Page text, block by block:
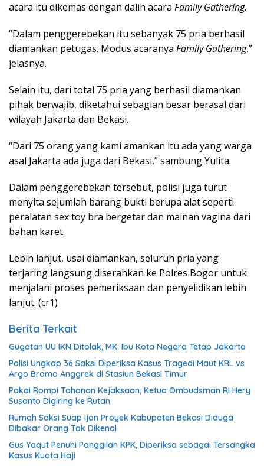
acara itu dikemas dengan dalih acara Family Gathering.
“Dalam penggerebekan itu sebanyak 75 pria berhasil
diamankan petugas. Modus acaranya Family Gathering,”
jelasnya.
Selain itu, dari total 75 pria yang berhasil diamankan
pihak berwajib, diketahui sebagian besar berasal dari
wilayah Jakarta dan Bekasi.
“Dari 75 orang yang kami amankan itu ada yang warga
asal Jakarta ada juga dari Bekasi,” sambung Yulita.
Dalam penggerebekan tersebut, polisi juga turut
menyita sejumlah barang bukti berupa alat seperti
peralatan sex toy bra bergetar dan mainan vagina dari
bahan karet.
Lebih lanjut, usai diamankan, seluruh pria yang
terjaring langsung diserahkan ke Polres Bogor untuk
menjalani proses pemeriksaan dan penyelidikan lebih
lanjut. (cr1)
Berita Terkait
Gugatan UU IKN Ditolak, MK: Ibu Kota Negara Tetap Jakarta
Polisi Ungkap 36 Saksi Diperiksa Kasus Tragedi Maut KRL vs
Argo Bromo Anggrek di Stasiun Bekasi Timur
Pakai Rompi Tahanan Kejaksaan, Ketua Ombudsman RI Hery
Susanto Digiring ke Rutan
Rumah Saksi Suap Ijon Proyek Kabupaten Bekasi Diduga
Dibakar Orang Tak Dikenal
Gus Yaqut Penuhi Panggilan KPK, Diperiksa sebagai Tersangka
Kasus Kuota Haji